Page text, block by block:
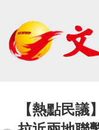
【熱點民議